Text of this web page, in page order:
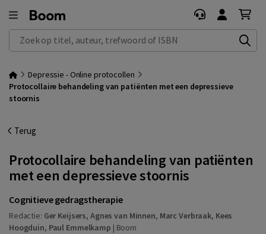
Zoek op titel, auteur, trefwoord of ISBN
Depressie - Online protocollen
Protocollaire behandeling van patiënten met een depressieve
stoornis
Terug
Protocollaire behandeling van patiënten
met een depressieve stoornis
Cognitieve gedragstherapie
Redactie: Ger Keijsers, Agnes van Minnen, Marc Verbraak, Kees
Hoogduin, Paul Emmelkamp | Boom